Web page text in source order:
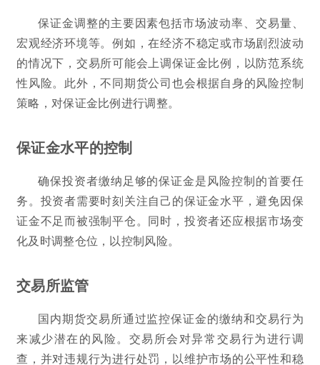
保证金调整的主要因素包括市场波动率、交易量、
宏观经济环境等。例如，在经济不稳定或市场剧烈波动
的情况下，交易所可能会上调保证金比例，以防范系统
性风险。此外，不同期货公司也会根据自身的风险控制
策略，对保证金比例进行调整。
保证金水平的控制
确保投资者缴纳足够的保证金是风险控制的首要任
务。投资者需要时刻关注自己的保证金水平，避免因保
证金不足而被强制平仓。同时，投资者还应根据市场变
化及时调整仓位，以控制风险。
交易所监管
国内期货交易所通过监控保证金的缴纳和交易行为
来减少潜在的风险。交易所会对异常交易行为进行调
查，并对违规行为进行处罚，以维护市场的公平性和稳